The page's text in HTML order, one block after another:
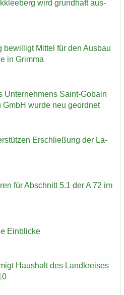
wird grund­haft aus­
be­wil­ligt Mit­tel für den Aus­bau
in Grim­ma
Un­ter­neh­mens Saint-​Gobain
wurde neu ge­ord­net
Er­schlie­ßung der La­
für Ab­schnitt 5.1 der A 72 im
Ein­bli­cke
Haus­halt des Land­krei­ses